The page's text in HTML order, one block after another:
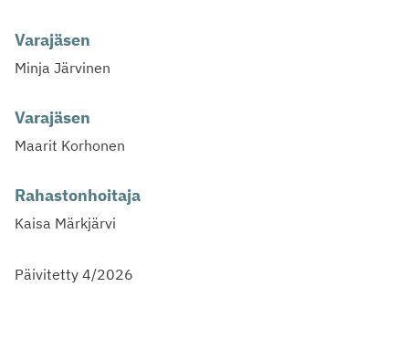
Varajäsen
Minja Järvinen
Varajäsen
Maarit Korhonen
Rahastonhoitaja
Kaisa Märkjärvi
Päivitetty 4/2026